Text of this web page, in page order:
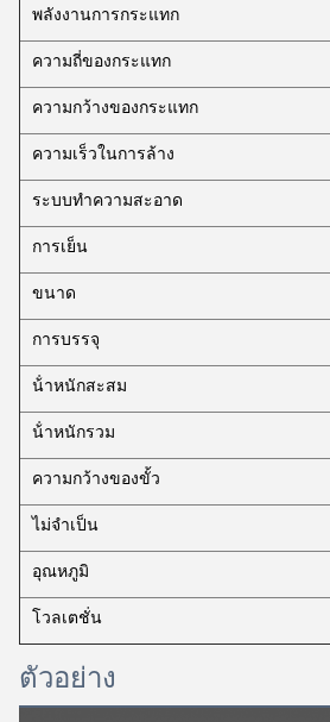
พลังงานการกระแทก
ความถี่ของกระแทก
ความกว้างของกระแทก
ความเร็วในการล้าง
ระบบทําความสะอาด
การเย็น
ขนาด
การบรรจุ
น้ําหนักสะสม
น้ําหนักรวม
ความกว้างของขั้ว
ไม่จําเป็น
อุณหภูมิ
โวลเตชั่น
ตัวอย่าง